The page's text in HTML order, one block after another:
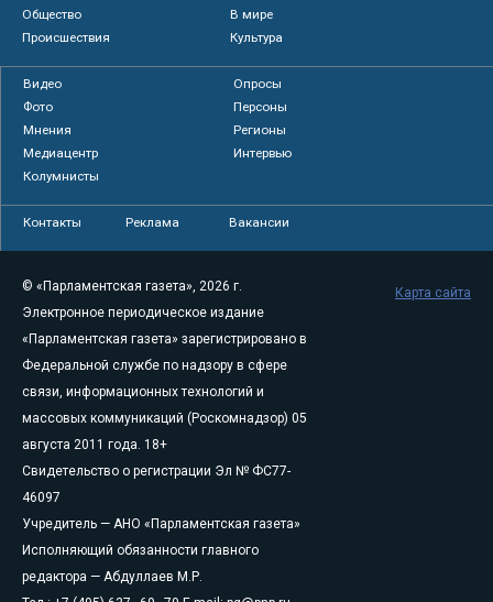
Общество
В мире
Происшествия
Культура
Видео
Опросы
Фото
Персоны
Мнения
Регионы
Медиацентр
Интервью
Колумнисты
Контакты Реклама Вакансии
© «Парламентская газета», 2026 г.
Электронное периодическое издание
«Парламентская газета» зарегистрировано в
Федеральной службе по надзору в сфере
связи, информационных технологий и
массовых коммуникаций (Роскомнадзор) 05
августа 2011 года. 18+
Свидетельство о регистрации Эл № ФС77-
46097
Учредитель — АНО «Парламентская газета»
Исполняющий обязанности главного
редактора — Абдуллаев М.Р.
Карта сайта